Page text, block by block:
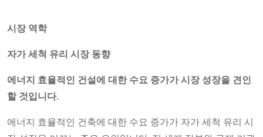
시장 역학
자가 세척 유리 시장 동향
에너지 효율적인 건설에 대한 수요 증가가 시장 성장을 견인
할 것입니다.
에너지 효율적인 건축에 대한 수요 증가가 자가 세척 유리 시